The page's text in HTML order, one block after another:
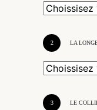
2 LA
3 LE